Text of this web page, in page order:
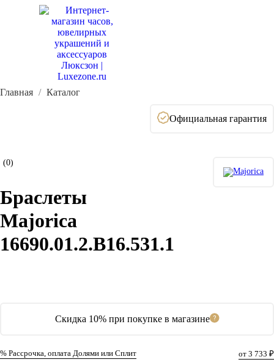
Главная Каталог
Официальная гарантия
(0)
Скидка 10% при покупке в магазине
% Рассрочка, оплата Долями или Сплит от 3 733 ₽
Браслеты
Majorica
16690.01.2.B16.531.1